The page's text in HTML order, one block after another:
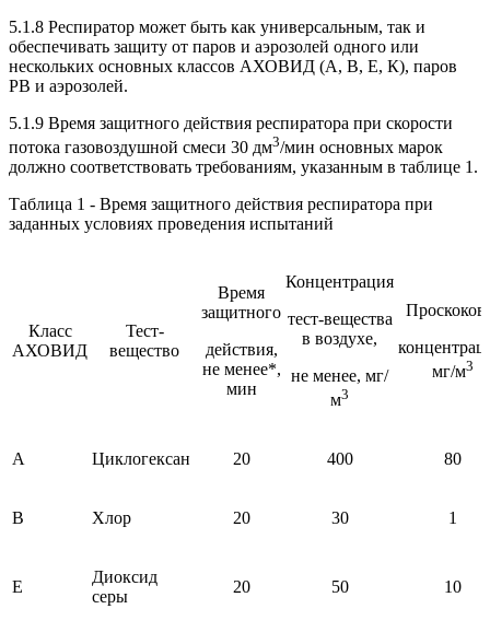
5.1.8 Респиратор может быть как универсальным, так и
обеспечивать защиту от паров и аэрозолей одного или
нескольких основных классов АХОВИД (А, В, Е, К), паров
РВ и аэрозолей.
5.1.9 Время защитного действия респиратора при скорости
потока газовоздушной смеси 30 дм3/мин основных марок
должно соответствовать требованиям, указанным в таблице 1.
Таблица 1 - Время защитного действия респиратора при
заданных условиях проведения испытаний
Класс
АХОВИД
Тест-
вещество
Время
защитного
действия,
не менее*,
мин
Концентрация
тест-вещества
в воздухе,
не менее, мг/
м3
мг/м3
А Циклогексан 20 400 80
В Хлор 20 30 1
Е
Диоксид
серы
20 50 10